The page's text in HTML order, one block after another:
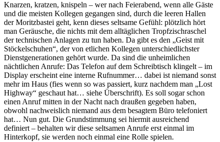
Knarzen, kratzen, knispeln – wer nach Feierabend, wenn alle Gäste
und die meisten Kollegen gegangen sind, durch die leeren Hallen
der Moritzbastei geht, kenn dieses seltsame Gefühl: plötzlich hört
man Geräusche, die nichts mit dem alltäglichen Tropfzischraschel
der technischen Anlagen zu tun haben. Da gibt es den „Geist mit
Stöckelschuhen“, der von etlichen Kollegen unterschiedlichster
Dienstgenerationen gehört wurde. Da sind die unheimlichen
nächtlichen Anrufe: Das Telefon auf dem Schreibtisch klingelt – im
Display erscheint eine interne Rufnummer… dabei ist niemand sonst
mehr im Haus (fies wenn so was passiert, kurz nachdem man „Lost
Highway“ geschaut hat… siehe Überschrift). Es soll sogar schon
einen Anruf mitten in der Nacht nach draußen gegeben haben,
obwohl nachweislich niemand aus dem besagtem Büro telefoniert
hat… Nun gut. Die Grundstimmung sei hiermit ausreichend
definiert – behalten wir diese seltsamen Anrufe erst einmal im
Hinterkopf, sie werden noch einmal eine Rolle spielen.